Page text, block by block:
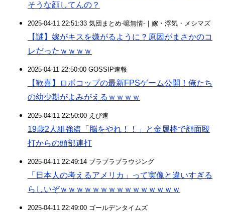
そうな顔してんの？
2025-04-11 22:51:33 気団まとめ-噫無情-｜嫁・浮気・メシマズ
【謎】嫁がキスを嫌がるように？原因がまさかのコ
レだったｗｗｗｗ
2025-04-11 22:50:00 GOSSIP速報
【歓喜】ロボコップの最新FPSゲーム公開！俺たち
の幼少期がよみがえるｗｗｗｗ
2025-04-11 22:50:00 えび速
19歳2人組強盗「脳をやれ！！」と金属棒で顔面殴
打からの頭部連打
2025-04-11 22:49:14 ブラブラブラウジング
「日本人の考えるアメリカ」って実像と違いすぎる
らしいぞｗｗｗｗｗｗｗｗｗｗｗｗｗｗｗ
2025-04-11 22:49:00 ゴールデンタイムズ